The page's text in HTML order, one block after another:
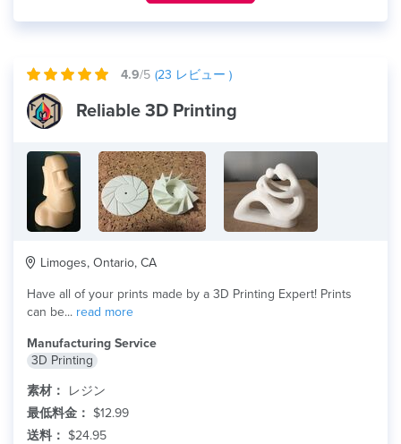
4.9/5 (23 レビュー )
Reliable 3D Printing
Limoges, Ontario, CA
Have all of your prints made by a 3D Printing Expert! Prints
can be... read more
Manufacturing Service
3D Printing
素材：
レジン
最低料金： $12.99
送料： $24.95